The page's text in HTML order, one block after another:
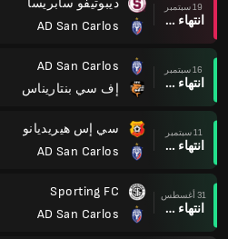
19 سبتمبر
انتهاء وقت المباراة
ديبوتيفو سابريسا
AD San Carlos
16 سبتمبر
انتهاء وقت المباراة
AD San Carlos
إف سي بنتاريناس
11 سبتمبر
انتهاء وقت المباراة
سي إس هيريديانو
AD San Carlos
31 أغسطس
انتهاء وقت المباراة
Sporting FC
AD San Carlos